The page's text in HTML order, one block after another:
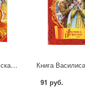
Книга Волшебные сказки для детей. Мир волшебства УМка 978-5-506-10340-0
91 руб.